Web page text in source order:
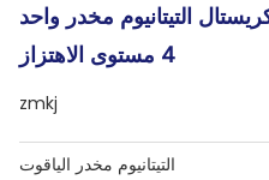
التيتانيوم مخدر واحد
4 مستوى الاهتزاز
zmkj
التيتانيوم مخدر الياقوت